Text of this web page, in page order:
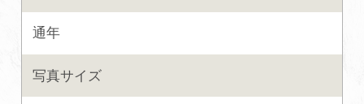
パンフレットダウンロード
よくあるご質問・お問い合わせ
通年
写真サイズ